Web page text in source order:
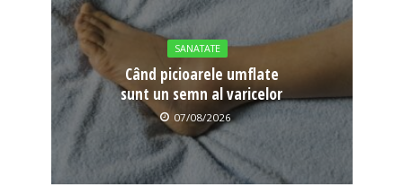
SANATATE
Când picioarele umflate
sunt un semn al varicelor
07/08/2026